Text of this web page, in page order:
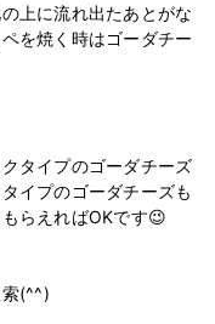
上に流れ出たあとがな
を焼く時はゴーダチー
タイプのゴーダチーズ
イプのゴーダチーズも
らえればOKです😉
(^^)